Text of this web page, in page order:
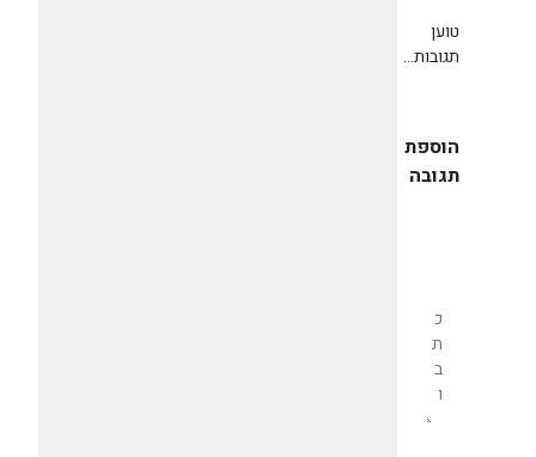
טוען
תגובות...
הוספת
תגובה